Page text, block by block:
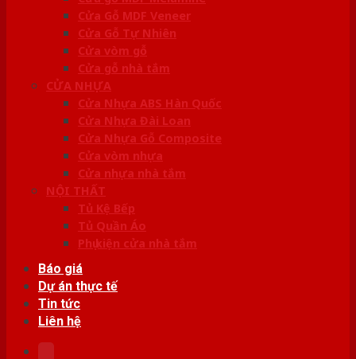
Cửa Gỗ MDF Veneer
Cửa Gỗ Tự Nhiên
Cửa vòm gỗ
Cửa gỗ nhà tắm
CỬA NHỰA
Cửa Nhựa ABS Hàn Quốc
Cửa Nhựa Đài Loan
Cửa Nhựa Gỗ Composite
Cửa vòm nhựa
Cửa nhựa nhà tắm
NỘI THẤT
Tủ Kệ Bếp
Tủ Quần Áo
Phụ kiện cửa nhà tắm
Báo giá
Dự án thực tế
Tin tức
Liên hệ